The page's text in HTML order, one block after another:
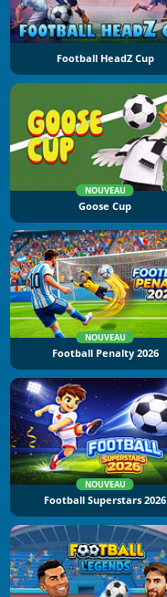
Football HeadZ Cup
NOUVEAU
Goose Cup
NOUVEAU
Football Penalty 2026
NOUVEAU
Football Superstars 2026